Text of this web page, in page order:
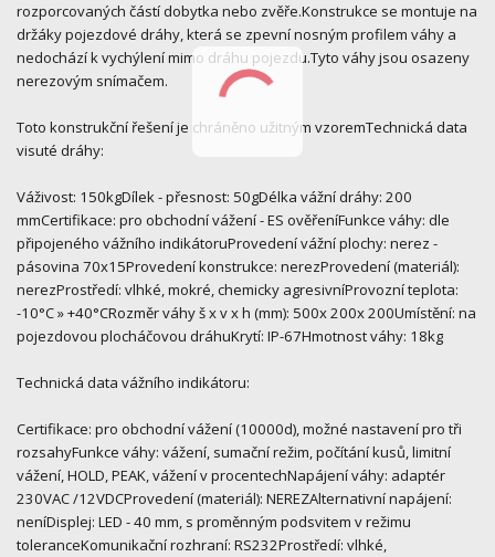
rozporcovaných částí dobytka nebo zvěře.Konstrukce se montuje na
držáky pojezdové dráhy, která se zpevní nosným profilem váhy a
nedochází k vychýlení mimo dráhu pojezdu.Tyto váhy jsou osazeny
nerezovým snímačem.
Toto konstrukční řešení je chráněno užitným vzoremTechnická data
visuté dráhy:
Váživost: 150kgDílek - přesnost: 50gDélka vážní dráhy: 200
mmCertifikace: pro obchodní vážení - ES ověřeníFunkce váhy: dle
připojeného vážního indikátoruProvedení vážní plochy: nerez -
pásovina 70x15Provedení konstrukce: nerezProvedení (materiál):
nerezProstředí: vlhké, mokré, chemicky agresivníProvozní teplota:
-10°C » +40°CRozměr váhy š x v x h (mm): 500x 200x 200Umístění: na
pojezdovou plocháčovou dráhuKrytí: IP-67Hmotnost váhy: 18kg
Technická data vážního indikátoru:
Certifikace: pro obchodní vážení (10000d), možné nastavení pro tři
rozsahyFunkce váhy: vážení, sumační režim, počítání kusů, limitní
vážení, HOLD, PEAK, vážení v procentechNapájení váhy: adaptér
230VAC /12VDCProvedení (materiál): NEREZAlternativní napájení:
neníDisplej: LED - 40 mm, s proměnným podsvitem v režimu
toleranceKomunikační rozhraní: RS232Prostředí: vlhké,